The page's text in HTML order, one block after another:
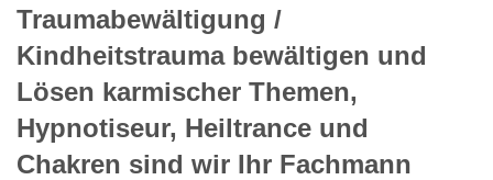
Traumabewältigung /
Kindheitstrauma bewältigen und
Lösen karmischer Themen,
Hypnotiseur, Heiltrance und
Chakren sind wir Ihr Fachmann